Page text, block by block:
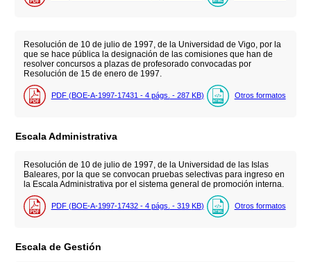
Resolución de 10 de julio de 1997, de la Universidad de Vigo, por la
que se hace pública la designación de las comisiones que han de
resolver concursos a plazas de profesorado convocadas por
Resolución de 15 de enero de 1997.
PDF (BOE-A-1997-17431 - 4 págs. - 287 KB) Otros formatos
Escala Administrativa
Resolución de 10 de julio de 1997, de la Universidad de las Islas
Baleares, por la que se convocan pruebas selectivas para ingreso en
la Escala Administrativa por el sistema general de promoción interna.
PDF (BOE-A-1997-17432 - 4 págs. - 319 KB) Otros formatos
Escala de Gestión